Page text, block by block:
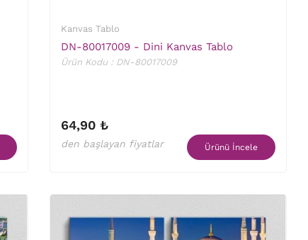
Kanvas Tablo
DN-80017009 - Dini Kanvas Tablo
Ürün Kodu : DN-80017009
64,90 ₺
den başlayan fiyatlar Ürünü İncele